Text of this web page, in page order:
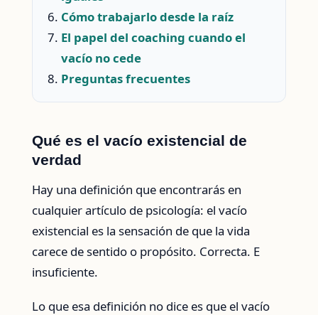
Cómo trabajarlo desde la raíz
El papel del coaching cuando el
vacío no cede
Preguntas frecuentes
Qué es el vacío existencial de
verdad
Hay una definición que encontrarás en
cualquier artículo de psicología: el vacío
existencial es la sensación de que la vida
carece de sentido o propósito. Correcta. E
insuficiente.
Lo que esa definición no dice es que el vacío